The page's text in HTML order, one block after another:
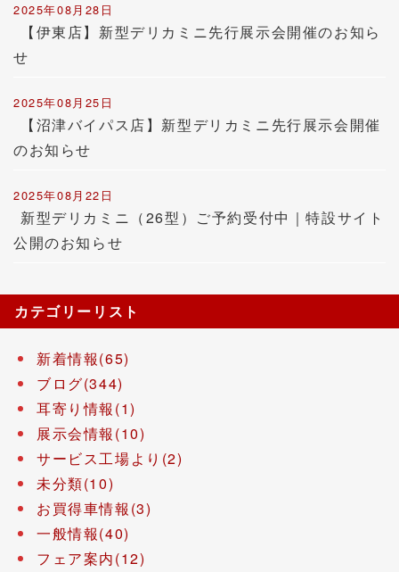
2025年08月28日
【伊東店】新型デリカミニ先行展示会開催のお知ら
せ
2025年08月25日
【沼津バイパス店】新型デリカミニ先行展示会開催
のお知らせ
2025年08月22日
新型デリカミニ（26型）ご予約受付中｜特設サイト
公開のお知らせ
カテゴリーリスト
新着情報(65)
ブログ(344)
耳寄り情報(1)
展示会情報(10)
サービス工場より(2)
未分類(10)
お買得車情報(3)
一般情報(40)
フェア案内(12)